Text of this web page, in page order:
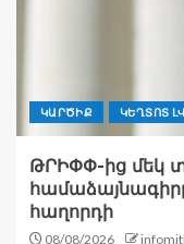
ԿԱՐԾԻՔ ԿԵՂՏՈՏ
ԹՐԻՓՓ-ից մեկ
հաղորդի
08/08/2026